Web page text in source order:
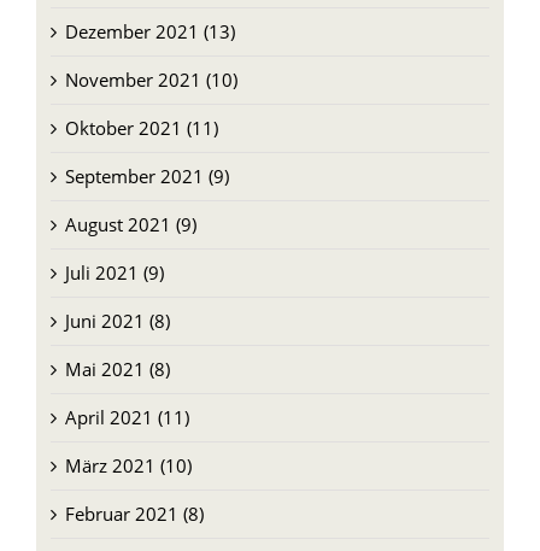
Januar 2022 (11)
Dezember 2021 (13)
November 2021 (10)
Oktober 2021 (11)
September 2021 (9)
August 2021 (9)
Juli 2021 (9)
Juni 2021 (8)
Mai 2021 (8)
April 2021 (11)
März 2021 (10)